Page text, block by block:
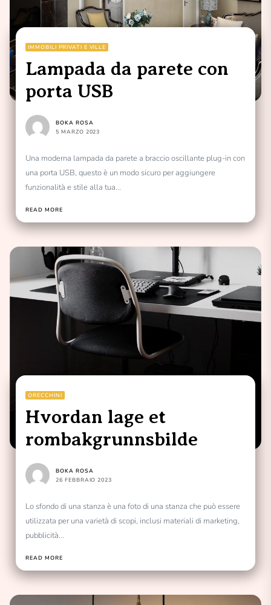
IMMOBILI PRIVATI E VILLE
Lampada da parete con
porta USB
BOKA ROSA
5 MARZO 2023
Una moderna lampada da parete a braccio oscillante plug-in con
una porta USB, questo è un modo sicuro per aggiungere
funzionalità e stile alla tua...
READ MORE
ORECCHINI
Hvordan lage et
rombakgrunnsbilde
BOKA ROSA
26 FEBBRAIO 2023
Lo sfondo di una stanza è una foto di una stanza che può essere
utilizzata per una varietà di scopi, inclusi materiali di marketing,
pubblicità...
READ MORE